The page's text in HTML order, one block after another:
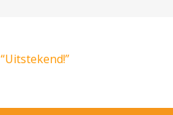
“Uitstekend!”